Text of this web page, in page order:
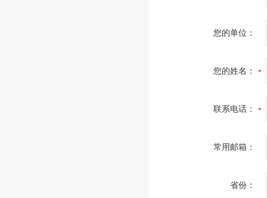
您的单位：
您的姓名：
联系电话：
常用邮箱：
省份：